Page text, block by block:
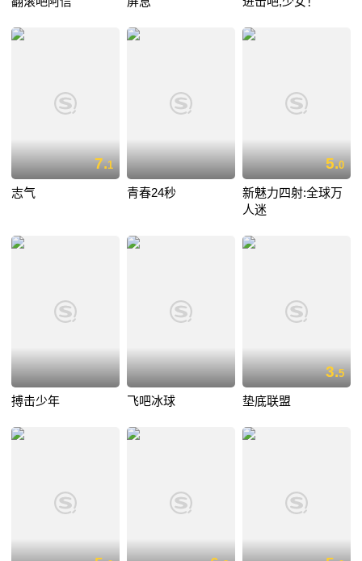
7.1
志气 青春24秒
5.0
新魅力四射:全球万
人迷
搏击少年 飞吧冰球
3.5
垫底联盟